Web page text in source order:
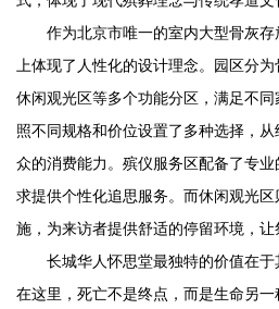
作为北京市唯一的室内大型骨灰
上体现了人性化的设计理念。园区分
休闲观光区等多个功能分区，满足不
照不同规格和价位设置了多种选择，
众的消费能力。殡仪服务区配备了专
求提供个性化追思服务。而休闲观光
施，为来访者提供舒适的停留环境，让
长城华人怀思堂最独特的价值在于
在这里，死亡不是终点，而是生命另